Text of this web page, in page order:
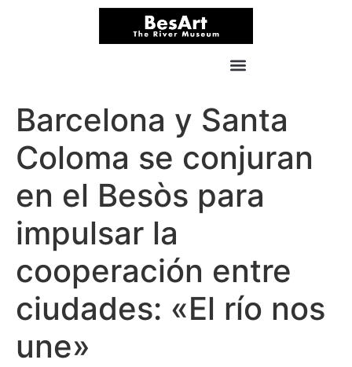
Barcelona y Santa
Coloma se conjuran
en el Besòs para
impulsar la
cooperación entre
ciudades: «El río nos
une»